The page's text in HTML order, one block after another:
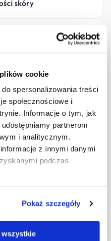
cookie
spersonalizowania treści
społecznościowe i
Informacje o tym, jak
partnerom
i analitycznym.
z innymi danymi
podczas
Pokaż szczegóły
wszystkie
skóry
skóry w długim
się serię zabiegów (np. 2-3
kilku tygodni.
blizn i
tylko jako zabieg anti-aging,